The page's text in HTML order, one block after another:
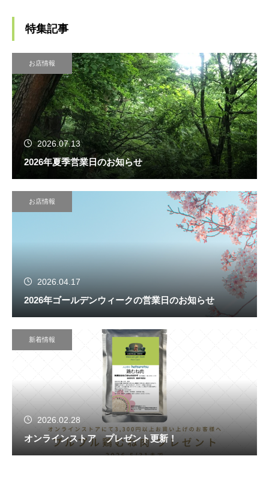
特集記事
お店情報
2026.07.13
2026年夏季営業日のお知らせ
お店情報
2026.04.17
2026年ゴールデンウィークの営業日のお知らせ
新着情報
2026.02.28
オンラインストア プレゼント更新！